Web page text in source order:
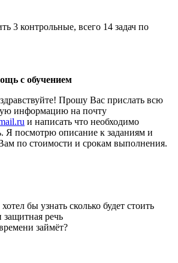
3 контрольные, всего 14 задач по
с обучением
Прошу Вас прислать всю
информацию на почту
и написать что необходимо
Я посмотрю описание к заданиям и
по стоимости и срокам выполнения.
бы узнать сколько будет стоить
защитная речь
займёт?